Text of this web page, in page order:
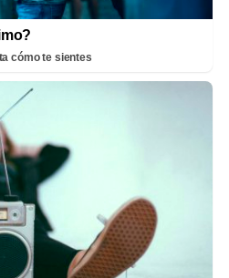
cómo te sientes